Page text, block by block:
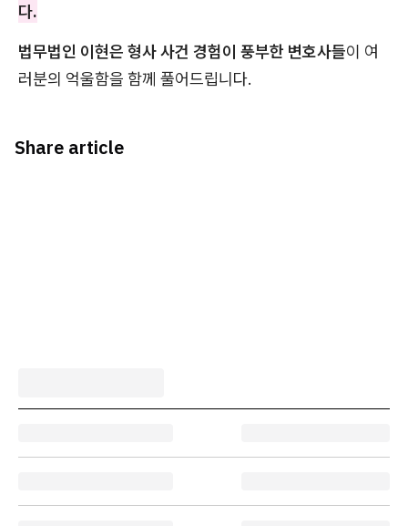
다.
법무법인 이현은 형사 사건 경험이 풍부한 변호사들이 여
러분의 억울함을 함께 풀어드립니다.
Share article